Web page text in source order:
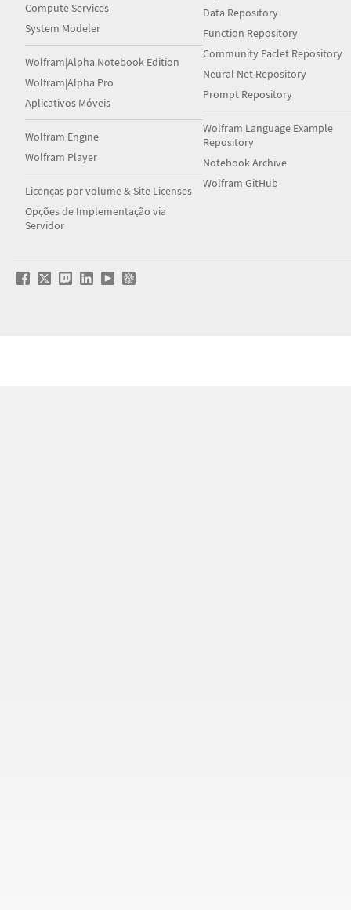
Compute Services
System Modeler
Wolfram|Alpha Notebook Edition
Wolfram|Alpha Pro
Aplicativos Móveis
Wolfram Engine
Wolfram Player
Licenças por volume & Site Licenses
Opções de Implementação via
Servidor
Data Repository
Function Repository
Community Paclet Repository
Neural Net Repository
Prompt Repository
Wolfram Language Example
Repository
Notebook Archive
Wolfram GitHub